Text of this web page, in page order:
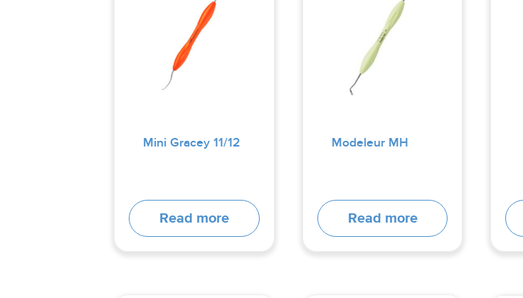
Mini Gracey 11/12
Read more
Modeleur MH
Read more